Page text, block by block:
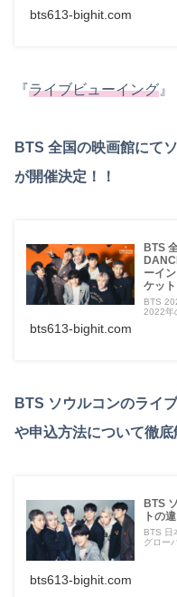
bts613-bighit.com
『 ライブビューイング』
BTS 全国の映画館にて
が開催決定！！
BTS
ーイ
ケット
BTS
2022年
bts613-bighit.com
BTS ソウルコンのライ
や申込方法について徹底
BTS
トの
BTS 日
グロー
bts613-bighit.com